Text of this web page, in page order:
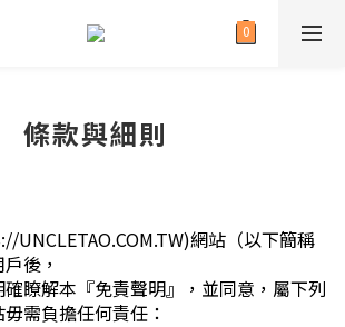
條款與細則
UNCLETAO.COM.TW)網站（以下簡稱
後，
瞭解本『免責聲明』，並同意，屬下列
需負擔任何責任：